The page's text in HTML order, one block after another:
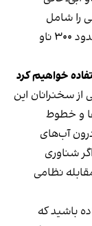
را شامل
می‌شود. تعداد کل نیروی رزمی دریایی آمریکا حدود ۳۰۰ ناو
خواهیم کرد
از سخنرانان این
و خطوط
آب‌های
شناوری
نظامی
باشید که